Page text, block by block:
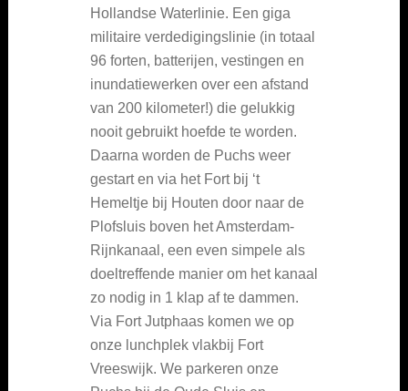
Hollandse Waterlinie. Een giga
militaire verdedigingslinie (in totaal
96 forten, batterijen, vestingen en
inundatiewerken over een afstand
van 200 kilometer!) die gelukkig
nooit gebruikt hoefde te worden.
Daarna worden de Puchs weer
gestart en via het Fort bij ‘t
Hemeltje bij Houten door naar de
Plofsluis boven het Amsterdam-
Rijnkanaal, een even simpele als
doeltreffende manier om het kanaal
zo nodig in 1 klap af te dammen.
Via Fort Jutphaas komen we op
onze lunchplek vlakbij Fort
Vreeswijk. We parkeren onze